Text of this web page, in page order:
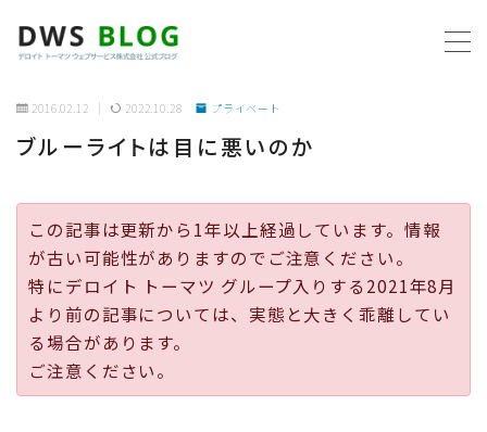
ホーム
AWS
プログラミング
ビジネス
2016.02.12 2022.10.28 プライベート
ブルーライトは目に悪いのか
この記事は更新から1年以上経過しています。情報
が古い可能性がありますのでご注意ください。
特にデロイト トーマツ グループ入りする2021年8月
より前の記事については、実態と大きく乖離してい
る場合があります。
ご注意ください。